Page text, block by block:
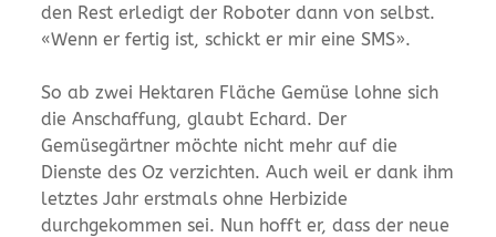
den Rest erledigt der Roboter dann von selbst.
«Wenn er fertig ist, schickt er mir eine SMS».
So ab zwei Hektaren Fläche Gemüse lohne sich
die Anschaffung, glaubt Echard. Der
Gemüsegärtner möchte nicht mehr auf die
Dienste des Oz verzichten. Auch weil er dank ihm
letztes Jahr erstmals ohne Herbizide
durchgekommen sei. Nun hofft er, dass der neue